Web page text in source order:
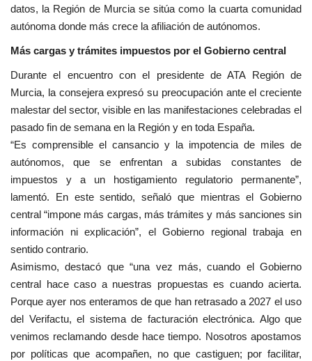
datos, la Región de Murcia se sitúa como la cuarta comunidad
autónoma donde más crece la afiliación de autónomos.
Más cargas y trámites impuestos por el Gobierno central
Durante el encuentro con el presidente de ATA Región de
Murcia, la consejera expresó su preocupación ante el creciente
malestar del sector, visible en las manifestaciones celebradas el
pasado fin de semana en la Región y en toda España.
“Es comprensible el cansancio y la impotencia de miles de
autónomos, que se enfrentan a subidas constantes de
impuestos y a un hostigamiento regulatorio permanente”,
lamentó. En este sentido, señaló que mientras el Gobierno
central “impone más cargas, más trámites y más sanciones sin
información ni explicación”, el Gobierno regional trabaja en
sentido contrario.
Asimismo, destacó que “una vez más, cuando el Gobierno
central hace caso a nuestras propuestas es cuando acierta.
Porque ayer nos enteramos de que han retrasado a 2027 el uso
del Verifactu, el sistema de facturación electrónica. Algo que
venimos reclamando desde hace tiempo. Nosotros apostamos
por políticas que acompañen, no que castiguen; por facilitar,